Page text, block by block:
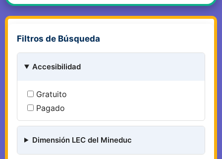
Filtros de Búsqueda
Accesibilidad
Gratuito
Pagado
Dimensión LEC del Mineduc